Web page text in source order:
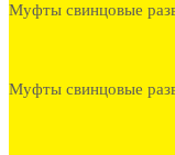
Муфты свинцовые
Муфты свинцовые